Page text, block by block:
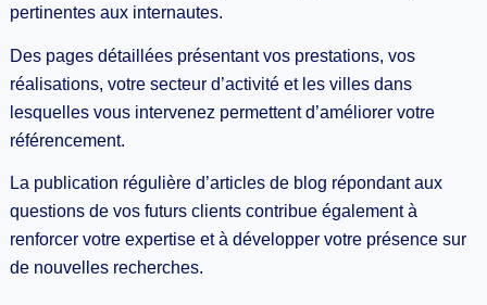
pertinentes aux internautes.
Des pages détaillées présentant vos prestations, vos
réalisations, votre secteur d’activité et les villes dans
lesquelles vous intervenez permettent d’améliorer votre
référencement.
La publication régulière d’articles de blog répondant aux
questions de vos futurs clients contribue également à
renforcer votre expertise et à développer votre présence sur
de nouvelles recherches.